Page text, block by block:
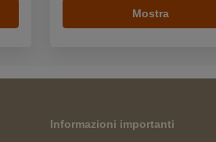
Mostra
Informazioni importanti